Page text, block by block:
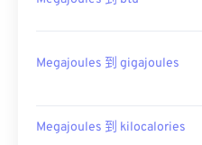
Megajoules 到 gigajoules
Megajoules 到 kilocalories